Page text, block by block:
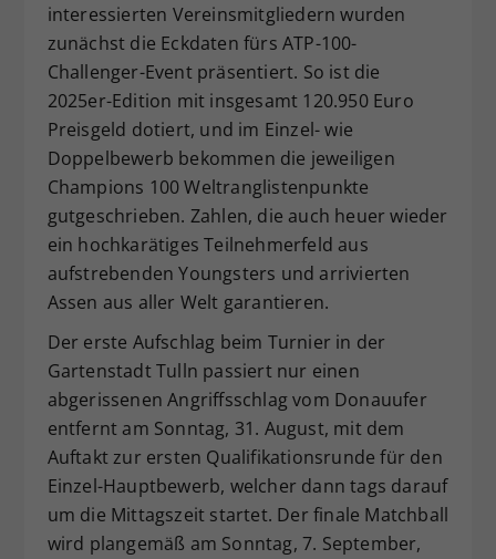
interessierten Vereinsmitgliedern wurden
zunächst die Eckdaten fürs ATP-100-
Challenger-Event präsentiert. So ist die
2025er-Edition mit insgesamt 120.950 Euro
Preisgeld dotiert, und im Einzel- wie
Doppelbewerb bekommen die jeweiligen
Champions 100 Weltranglistenpunkte
gutgeschrieben. Zahlen, die auch heuer wieder
ein hochkarätiges Teilnehmerfeld aus
aufstrebenden Youngsters und arrivierten
Assen aus aller Welt garantieren.
Der erste Aufschlag beim Turnier in der
Gartenstadt Tulln passiert nur einen
abgerissenen Angriffsschlag vom Donauufer
entfernt am Sonntag, 31. August, mit dem
Auftakt zur ersten Qualifikationsrunde für den
Einzel-Hauptbewerb, welcher dann tags darauf
um die Mittagszeit startet. Der finale Matchball
wird plangemäß am Sonntag, 7. September,